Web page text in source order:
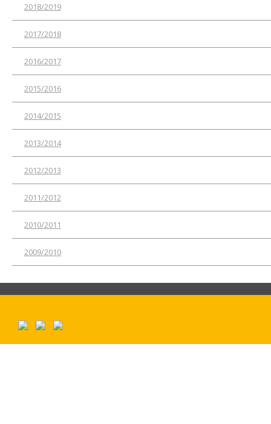
2018/2019
2017/2018
2016/2017
2015/2016
2014/2015
2013/2014
2012/2013
2011/2012
2010/2011
2009/2010